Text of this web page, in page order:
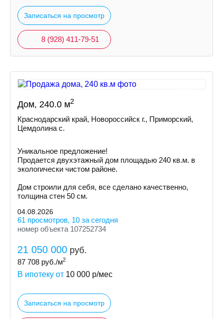
Записаться на просмотр
8 (928) 411-79-51
Дом, 240.0 м2
Краснодарский край, Новороссийск г., Приморский,
Цемдолина с.
Уникальное предложение!
Продается двухэтажный дом площадью 240 кв.м. в
экологически чистом районе.
Дом строили для себя, все сделано качественно,
толщина стен 50 см.
04.08.2026
61 просмотров, 10 за сегодня
номер объекта 107252734
21 050 000 руб.
87 708 руб./м2
В ипотеку от 10 000 р/мес
Записаться на просмотр